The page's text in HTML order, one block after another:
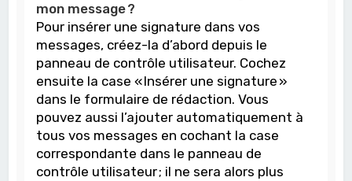
mon message ?
Pour insérer une signature dans vos
messages, créez-la d’abord depuis le
panneau de contrôle utilisateur. Cochez
ensuite la case « Insérer une signature »
dans le formulaire de rédaction. Vous
pouvez aussi l’ajouter automatiquement à
tous vos messages en cochant la case
correspondante dans le panneau de
contrôle utilisateur ; il ne sera alors plus